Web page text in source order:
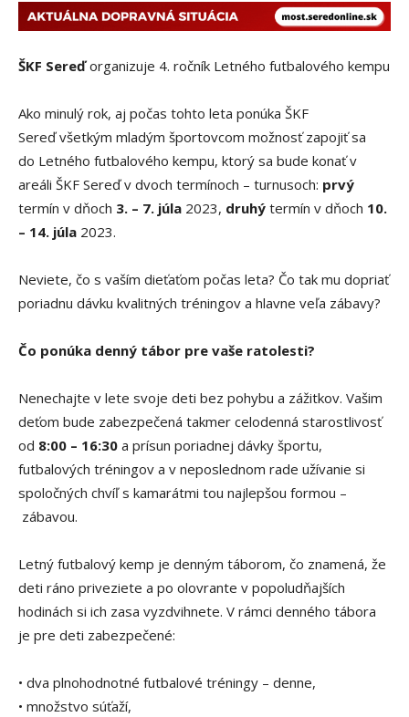
ŠKF Sereďorganizuje 4. ročník Letného futbalového kempu
Ako minulý rok, aj počas tohto leta ponúka ŠKF
Sereďvšetkým mladým športovcom možnosť zapojiť sa
do Letného futbalového kempu, ktorý sa bude konať v
areáli ŠKF Sereď v dvoch termínoch – turnusoch: prvý
termín v dňoch 3. – 7. júla 2023, druhý termín v dňoch 10.
– 14. júla 2023.
Neviete, čo s vaším dieťaťom počas leta? Čo tak mu dopriať
poriadnu dávku kvalitných tréningov a hlavne veľa zábavy?
Čo ponúka denný tábor pre vaše ratolesti?
Nenechajte v lete svoje deti bez pohybu a zážitkov. Vašim
deťom bude zabezpečená takmer celodenná starostlivosť
od 8:00 – 16:30 a prísun poriadnej dávky športu,
futbalových tréningov a v neposlednom rade užívanie si
spoločných chvíľ s kamarátmi tou najlepšou formou –
zábavou.
Letný futbalový kemp je denným táborom, čo znamená, že
deti ráno priveziete a po olovrante v popoludňajších
hodinách si ich zasa vyzdvihnete. V rámci denného tábora
je pre deti zabezpečené:
• dva plnohodnotné futbalové tréningy – denne,
• množstvo súťaží,